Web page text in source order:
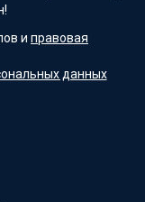
и правовая
данных